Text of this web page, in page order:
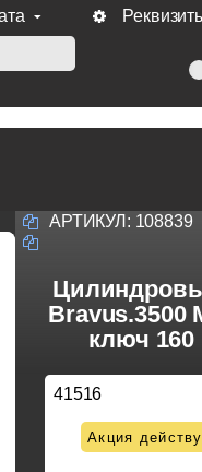
Forme при оплате по
АРТИКУЛ: 108839
Bravus.3500
ключ 160
41516
Акция